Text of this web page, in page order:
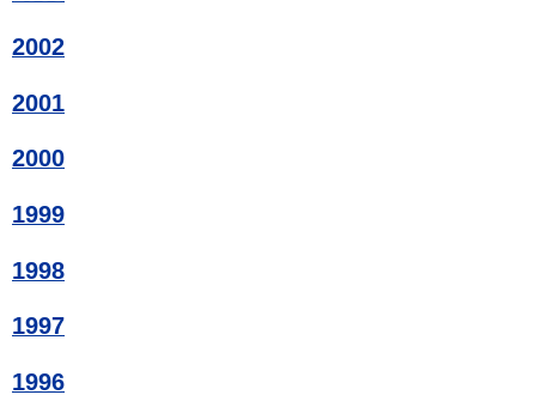
2002
2001
2000
1999
1998
1997
1996